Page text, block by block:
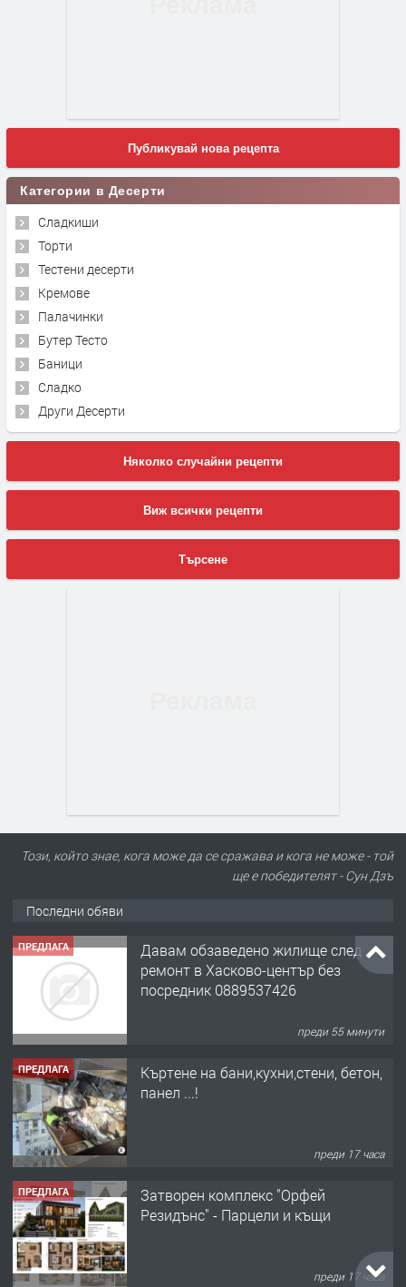
Публикувай нова рецепта
Категории в Десерти
Сладкиши
Торти
Тестени десерти
Кремове
Палачинки
Бутер Тесто
Баници
Сладко
Други Десерти
Няколко случайни рецепти
Виж всички рецепти
Търсене
Този, който знае, кога може да се сражава и кога не може - той
ще е победителят - Сун Дзъ
Последни обяви
ПРЕДЛАГА
Давам обзаведено жилище след
ремонт в Хасково-център без
посредник 0889537426
преди 55 минути
ПРЕДЛАГА
Къртене на бани,кухни,стени, бетон,
панел ...!
преди 17 часа
ПРЕДЛАГА
Затворен комплекс "Орфей
Резидънс" - Парцели и къщи
преди 17 часа